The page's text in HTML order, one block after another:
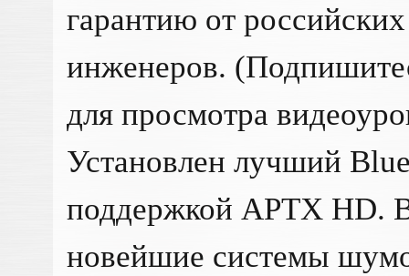
гарантию от
инженеров.
для просмотра
Установлен лучший
поддержкой APTX HD.
новейшие системы